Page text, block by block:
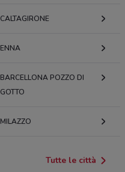
CALTAGIRONE
ENNA
BARCELLONA POZZO DI
GOTTO
MILAZZO
Tutte le città